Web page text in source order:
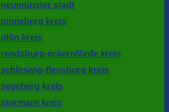
neumünster stadt
pinneberg kreis
plön kreis
rendsburg-eckernförde kreis
schleswig-flensburg kreis
segeberg kreis
stormarn kreis